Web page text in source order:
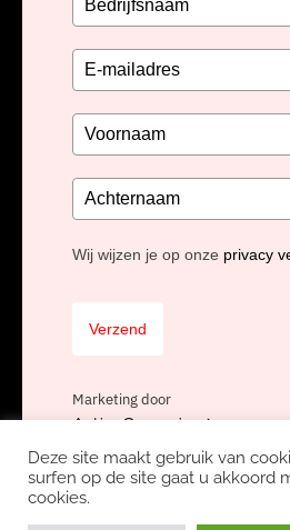
Wij wijzen je op onze privacy
Verzend
Marketing door
Deze site maakt gebruik van
surfen op de site gaat u akkoord
cookies.